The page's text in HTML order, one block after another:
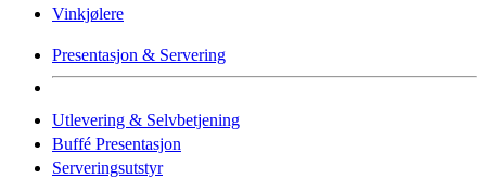
Vinkjølere
Presentasjon & Servering
Utlevering & Selvbetjening
Buffé Presentasjon
Serveringsutstyr